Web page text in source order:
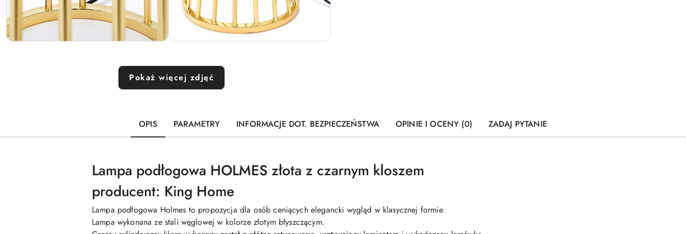
Pokaż więcej zdjęć
OPIS PARAMETRY INFORMACJE DOT. BEZPIECZEŃSTWA OPINIE I OCENY (0) ZADAJ PYTANIE
Lampa podłogowa HOLMES złota z czarnym kloszem
producent: King Home
Lampa podłogowa Holmes to propozycja dla osób ceniących elegancki wygląd w klasycznej formie.
Lampa wykonana ze stali węglowej w kolorze złotym błyszczącym.